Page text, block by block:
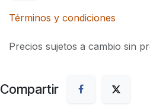
Términos y condiciones
Precios sujetos a cambio sin
Compartir